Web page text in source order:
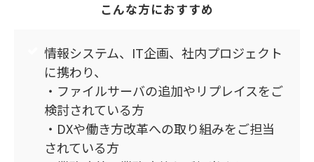
こんな方におすすめ
情報システム、IT企画、社内プロジェクト
に携わり、
・ファイルサーバの追加やリプレイスをご
検討されている方
・DXや働き方改革への取り組みをご担当
されている方